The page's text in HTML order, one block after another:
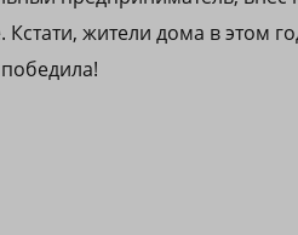
жители дома в этом